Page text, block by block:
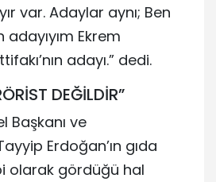
var. Adaylar aynı; Ben
adayıyım Ekrem
adayı.” dedi.
DEĞİLDİR”
Başkanı ve
Erdoğan’ın gıda
olarak gördüğü hal